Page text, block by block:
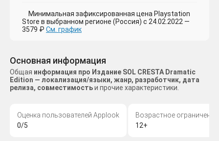
Минимальная зафиксированная цена Playstation
Store в выбранном регионе (Россия) с 24.02.2022 —
3579 ₽ См. график
Основная информация
Общая информация про Издание SOL CRESTA Dramatic
Edition — локализация/языки, жанр, разработчик, дата
релиза, совместимостьи прочие характеристики.
Оценка пользователей Applook
0/5
Возрастное ограничение
12+